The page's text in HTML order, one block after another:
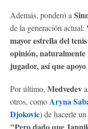
Además, ponderó a
de la generación actual:
mayor estrella del
opinión, naturalmente
jugador, así que
Por último, Medvedev
otros, comoAryna
Djokovic) de hacerle
"Pero dado que